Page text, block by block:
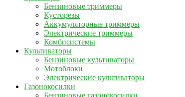
Бензиновые триммеры
Кусторезы
Аккумуляторные триммеры
Электрические триммеры
Комбисистемы
Культиваторы
Бензиновые культиваторы
Мотоблоки
Электрические культиваторы
Газонокосилки